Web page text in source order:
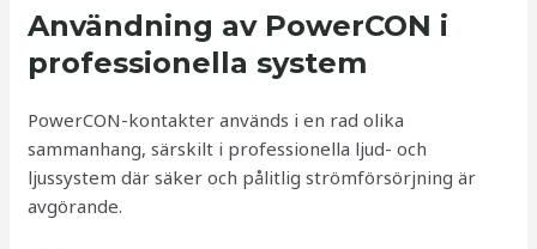
Användning av PowerCON i
professionella system
PowerCON-kontakter används i en rad olika
sammanhang, särskilt i professionella ljud- och
ljussystem där säker och pålitlig strömförsörjning är
avgörande.